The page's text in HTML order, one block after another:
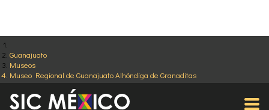
Guanajuato
Museos
Museo Regional de Guanajuato Alhóndiga de Granaditas